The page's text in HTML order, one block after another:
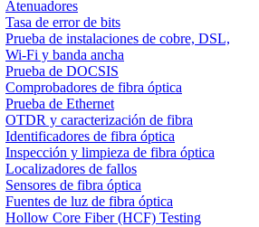
Atenuadores
Tasa de error de bits
Prueba de instalaciones de cobre, DSL,
Wi-Fi y banda ancha
Prueba de DOCSIS
Comprobadores de fibra óptica
Prueba de Ethernet
OTDR y caracterización de fibra
Identificadores de fibra óptica
Inspección y limpieza de fibra óptica
Localizadores de fallos
Sensores de fibra óptica
Fuentes de luz de fibra óptica
Hollow Core Fiber (HCF) Testing